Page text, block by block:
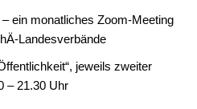
– ein monatliches Zoom-Meeting
Landesverbände
jeweils zweiter
– 21.30 Uhr